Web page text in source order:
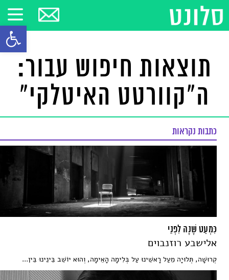
פתח
תוצאות חיפוש עבור:
ה"קוורטט האיטלקי"
כתבות נקראות
כִּמְעַט שָׁנָה לִפְנֵי
אלישבע רוזנבוים
קְרוּשָׁה, תְּלוּיָה מֵעַל רָאשֵׁינוּ עַל בְּלִימָה הָאֵימָה, וְהוּא יוֹשֵׁב בֵּינֵינוּ בֵּין...